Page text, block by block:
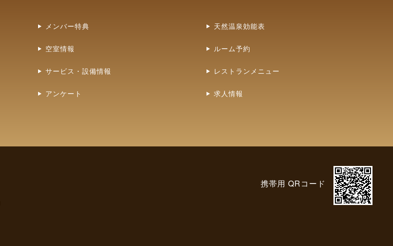
メンバー特典 天然温泉効能表
空室情報 ルーム予約
サービス・設備情報 レストランメニュー
アンケート 求人情報
携帯用 QRコード